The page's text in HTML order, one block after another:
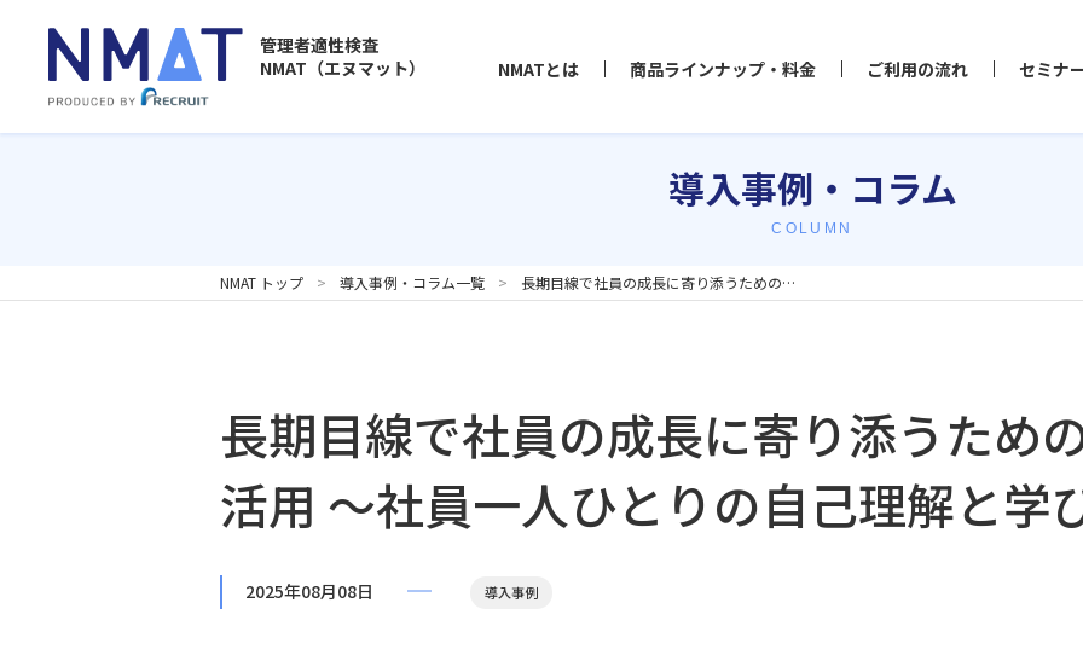
管理者適性検査
NMAT（エヌマット）
NMATとは 商品ラインナップ・料金 ご利用の流れ セミナ
導入事例・コラム
COLUMN
NMAT トップ 導入事例・コラム一覧 長期目線で社員の成長に寄り添うための…
長期目線で社員の成長に寄り添うため
活用 ～社員一人ひとりの自己理解と学
2025年08月08日 導入事例